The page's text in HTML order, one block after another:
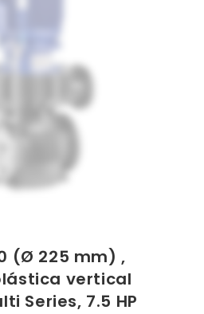
(Ø 225 mm) ,
vertical
Series, 7.5 HP